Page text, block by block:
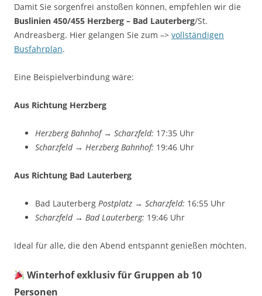
Damit Sie sorgenfrei anstoßen können, empfehlen wir die
Buslinien 450/455 Herzberg – Bad Lauterberg/St.
Andreasberg. Hier gelangen Sie zum –> vollständigen
Busfahrplan.
Eine Beispielverbindung wäre:
Aus Richtung Herzberg
Herzberg Bahnhof → Scharzfeld: 17:35 Uhr
Scharzfeld → Herzberg Bahnhof: 19:46 Uhr
Aus Richtung Bad Lauterberg
Bad Lauterberg Postplatz → Scharzfeld: 16:55 Uhr
Scharzfeld → Bad Lauterberg: 19:46 Uhr
Ideal für alle, die den Abend entspannt genießen möchten.
Winterhof exklusiv für Gruppen ab 10
Personen